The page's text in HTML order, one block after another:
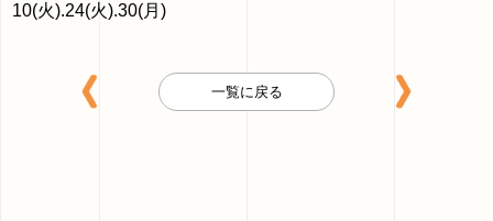
10(火).24(火).30(月)
一覧に戻る